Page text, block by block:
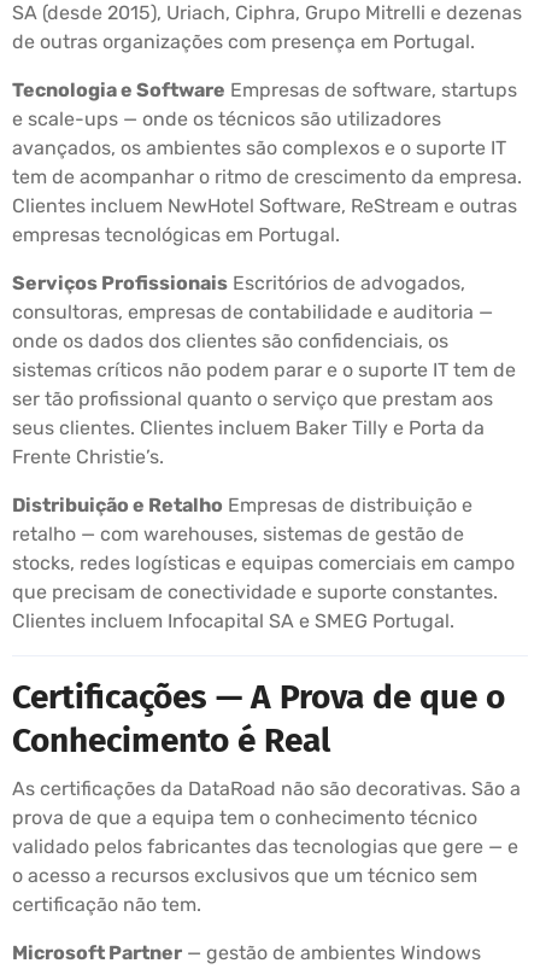
SA (desde 2015), Uriach, Ciphra, Grupo Mitrelli e dezenas
de outras organizações com presença em Portugal.
Tecnologia e Software Empresas de software, startups
e scale-ups — onde os técnicos são utilizadores
avançados, os ambientes são complexos e o suporte IT
tem de acompanhar o ritmo de crescimento da empresa.
Clientes incluem NewHotel Software, ReStream e outras
empresas tecnológicas em Portugal.
Serviços Profissionais Escritórios de advogados,
consultoras, empresas de contabilidade e auditoria —
onde os dados dos clientes são confidenciais, os
sistemas críticos não podem parar e o suporte IT tem de
ser tão profissional quanto o serviço que prestam aos
seus clientes. Clientes incluem Baker Tilly e Porta da
Frente Christie’s.
Distribuição e Retalho Empresas de distribuição e
retalho — com warehouses, sistemas de gestão de
stocks, redes logísticas e equipas comerciais em campo
que precisam de conectividade e suporte constantes.
Clientes incluem Infocapital SA e SMEG Portugal.
Certificações — A Prova de que o
Conhecimento é Real
As certificações da DataRoad não são decorativas. São a
prova de que a equipa tem o conhecimento técnico
validado pelos fabricantes das tecnologias que gere — e
o acesso a recursos exclusivos que um técnico sem
certificação não tem.
Microsoft Partner — gestão de ambientes Windows